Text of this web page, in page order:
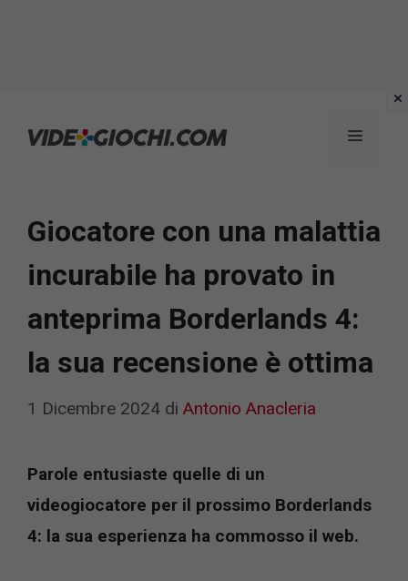
Menu
Giocatore con una malattia
incurabile ha provato in
anteprima Borderlands 4:
la sua recensione è ottima
1 Dicembre 2024 di Antonio Anacleria
Parole entusiaste quelle di un
videogiocatore per il prossimo Borderlands
4: la sua esperienza ha commosso il web.